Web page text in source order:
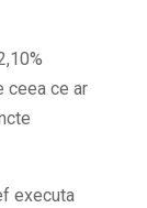
ceea ce ar
executa